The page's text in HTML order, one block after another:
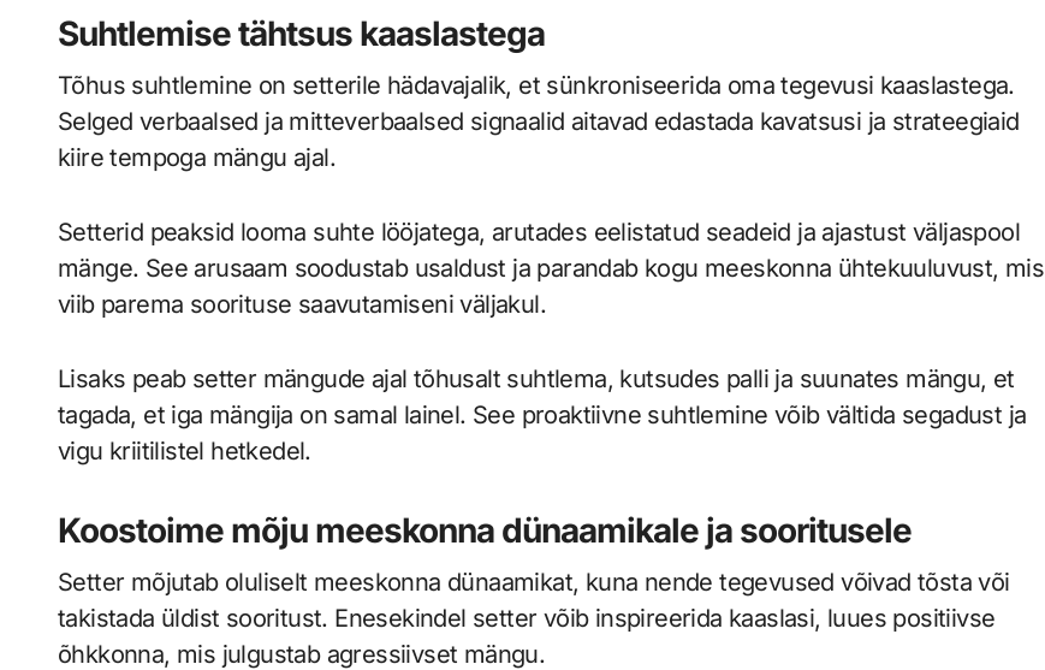
Suhtlemise tähtsus kaaslastega
Tõhus suhtlemine on setterile hädavajalik, et sünkroniseerida oma tegevusi kaaslastega.
Selged verbaalsed ja mitteverbaalsed signaalid aitavad edastada kavatsusi ja strateegiaid
kiire tempoga mängu ajal.
Setterid peaksid looma suhte lööjatega, arutades eelistatud seadeid ja ajastust väljaspool
mänge. See arusaam soodustab usaldust ja parandab kogu meeskonna ühtekuuluvust, mis
viib parema soorituse saavutamiseni väljakul.
Lisaks peab setter mängude ajal tõhusalt suhtlema, kutsudes palli ja suunates mängu, et
tagada, et iga mängija on samal lainel. See proaktiivne suhtlemine võib vältida segadust ja
vigu kriitilistel hetkedel.
Koostoime mõju meeskonna dünaamikale ja sooritusele
Setter mõjutab oluliselt meeskonna dünaamikat, kuna nende tegevused võivad tõsta või
takistada üldist sooritust. Enesekindel setter võib inspireerida kaaslasi, luues positiivse
õhkkonna, mis julgustab agressiivset mängu.